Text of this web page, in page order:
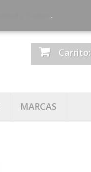
Carrito:
MARCAS